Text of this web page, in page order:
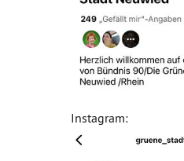
Instagram: